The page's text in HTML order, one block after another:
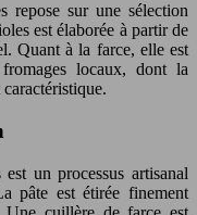
repose sur une sélection
est élaborée à partir de
Quant à la farce, elle est
locaux, dont la
un processus artisanal
pâte est étirée finement